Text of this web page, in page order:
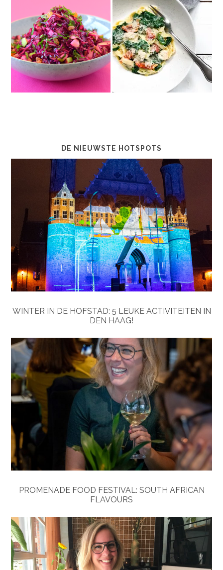
DE NIEUWSTE HOTSPOTS
WINTER IN DE HOFSTAD: 5 LEUKE ACTIVITEITEN IN
DEN HAAG!
PROMENADE FOOD FESTIVAL: SOUTH AFRICAN
FLAVOURS